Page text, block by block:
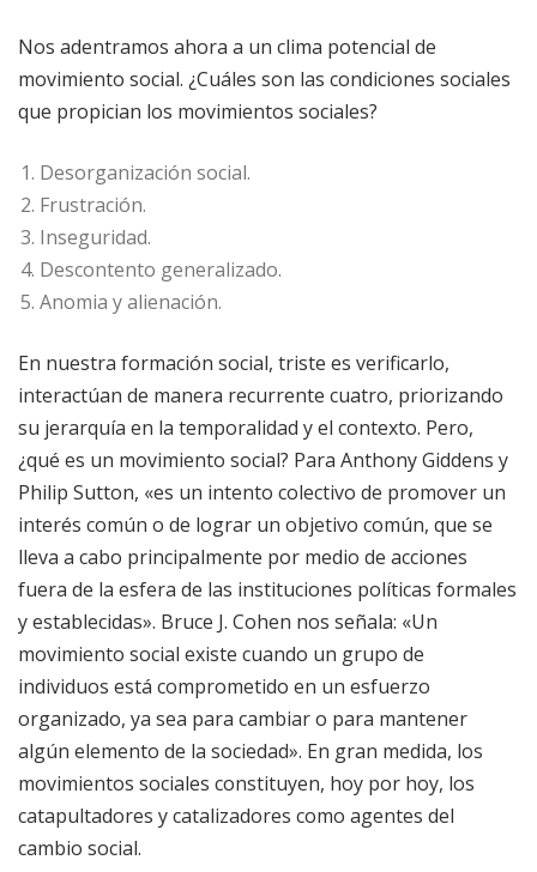
Nos adentramos ahora a un clima potencial de
movimiento social. ¿Cuáles son las condiciones sociales
que propician los movimientos sociales?
Desorganización social.
Frustración.
Inseguridad.
Descontento generalizado.
Anomia y alienación.
En nuestra formación social, triste es verificarlo,
interactúan de manera recurrente cuatro, priorizando
su jerarquía en la temporalidad y el contexto. Pero,
¿qué es un movimiento social? Para Anthony Giddens y
Philip Sutton, «es un intento colectivo de promover un
interés común o de lograr un objetivo común, que se
lleva a cabo principalmente por medio de acciones
fuera de la esfera de las instituciones políticas formales
y establecidas». Bruce J. Cohen nos señala: «Un
movimiento social existe cuando un grupo de
individuos está comprometido en un esfuerzo
organizado, ya sea para cambiar o para mantener
algún elemento de la sociedad». En gran medida, los
movimientos sociales constituyen, hoy por hoy, los
catapultadores y catalizadores como agentes del
cambio social.